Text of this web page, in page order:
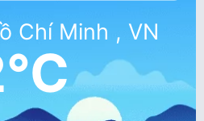
Chí Minh , VN